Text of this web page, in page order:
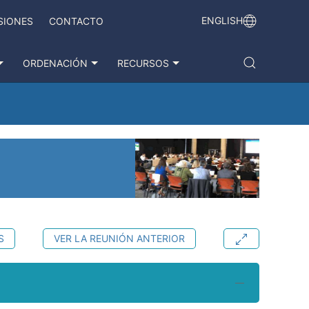
CONTACTO ENGLISH
ORDENACIÓN RECURSOS
VER LA REUNIÓN ANTERIOR